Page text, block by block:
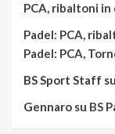
PCA, ribaltoni in
Padel: PCA,
Padel: PCA,
BS Sport Staff su
Gennaro su BS